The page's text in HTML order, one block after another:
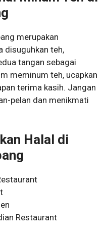
merupakan
disuguhkan teh,
tangan sebagai
meminum teh, ucapkan
terima kasih. Jangan
pelan dan menikmati
Halal di
Restaurant